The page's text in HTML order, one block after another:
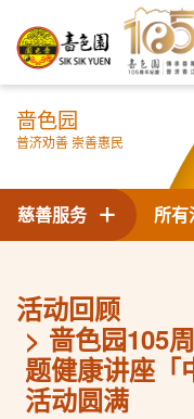
啬色园
普济劝善 崇善惠民
所有
慈善服务
活动回顾
啬色园105
题健康讲座「
活动圆满